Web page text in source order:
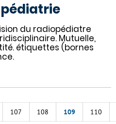
du radiopédiatre
Mutuelle,
étiquettes (bornes
107 108 109 110